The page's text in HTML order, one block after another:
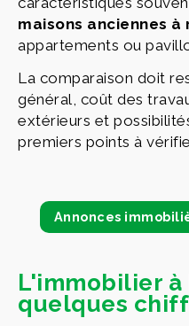
maisons anciennes à
appartements ou
La comparaison doit
général, coût des
extérieurs et
premiers points à
Annonces
L'immobilier à
quelques